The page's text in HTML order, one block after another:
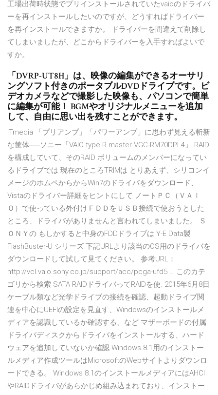
工場出荷時状態でプリインストールされていたvaioのドライバ
ーを再インストールしたいのですが、どうすればドライバー
を再インストールできますか。 ドライバーを間違えて削除し
てしまいましたが、どこからドライバーを入手すればよいで
すか。
「DVRP-UT8H」は、映像の編集ができるオーサリ
ングソフト付きのポータブルDVDドライブです。ビ
デオカメラなどで撮影した映像も、パソコンで簡単
に編集が可能！ BGMやオリジナルメニューを追加
して、自由に思い出を残すことができます。
ITmedia 「プリアンプ」「パワーアンプ」に思わず見える斬新
な筐体──ソニー「VAIO type R master VGC-RM70DPL4」 RAID
を構成していて、そのRAID ボリュームのメンバーになってい
るドライブでは 現在のところTRIMは とりあえず、シリコンイ
メージのホムペからからWin7のドライバをダウンロード、
Vistaのドライバー詳細をヒントにして ノートＰＣ（ＶＡＩ
Ｏ）で使っている外付けＦＤＤをＵＳＢ接続で使おうとした
ところ、ドライバがありませんと言われてしまいました。 Ｓ
ＯＮＹの もしかすると中身のFDDドライブは Y-E Data製
FlashBuster-U シリーズ 下記URLより該当のOS用のドライバを
ダウンロードして試して見てください。 参考URL：
http://vcl.vaio.sony.co.jp/support/acc/pcga-ufd5 … このカテ
ゴリから検索 SATA RAIDドライバってRAIDを使. 2015年6月8日
ケーブル類など光学ドライブの接続を確認、起動ドライブ関
連を中心にUEFIの設定を見直す、Windowsのインストールメ
ディアを認識しているか確認する、など マザーボードの付属
ドライバディスクからドライバをインストールする、ハード
ウェアを追加していないか確認 Windows 8.1用のインストー
ルメディア作成ツールはMicrosoftのWebサイトよりダウンロ
ードできる。 Windows 8.1のインストールメディアにはAHCI
やRAIDドライバがあらかじめ組み込まれており、インストー